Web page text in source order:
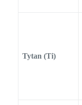
Tytan (Ti)